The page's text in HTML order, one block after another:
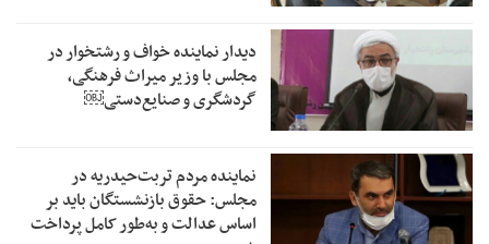
دیدار نماینده خواف و رشتخوار در
مجلس با وزیر میراث فرهنگی،
گردشگری و صنایع‌دستی￼
نماینده مردم تربت‌حیدریه در
مجلس: حقوق بازنشستگان باید بر
اساس عدالت و به‌طور کامل پرداخت